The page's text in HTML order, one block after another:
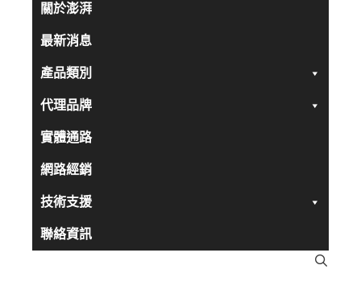
關於澎湃
最新消息
產品類別
代理品牌
實體通路
網路經銷
技術支援
聯絡資訊